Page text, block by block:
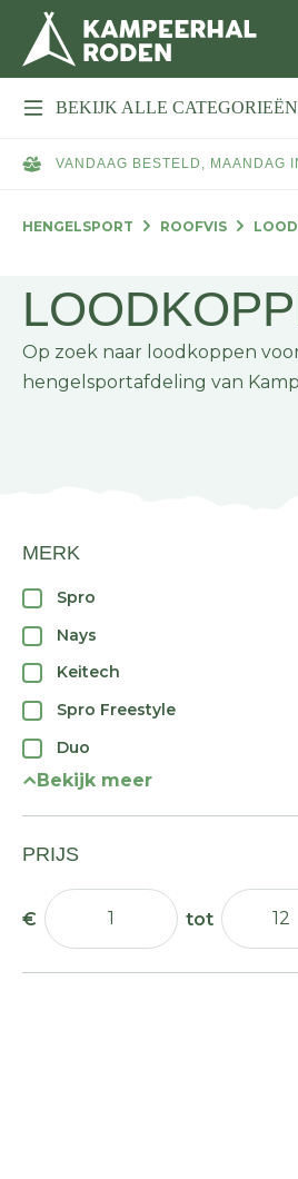
BEKIJK ALLE CATEGORIEËN
VANDAAG BESTELD, MAANDAG
HENGELSPORT ROOFVIS
Op zoek naar loodkoppen
hengelsportafdeling van
MERK
Spro
Nays
Keitech
Spro Freestyle
Duo
Bekijk meer
PRIJS